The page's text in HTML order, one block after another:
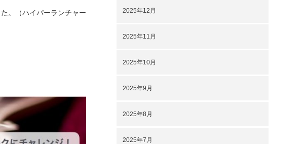
。（ハイパーランチャー
2025年12月
2025年11月
2025年10月
2025年9月
2025年8月
2025年7月